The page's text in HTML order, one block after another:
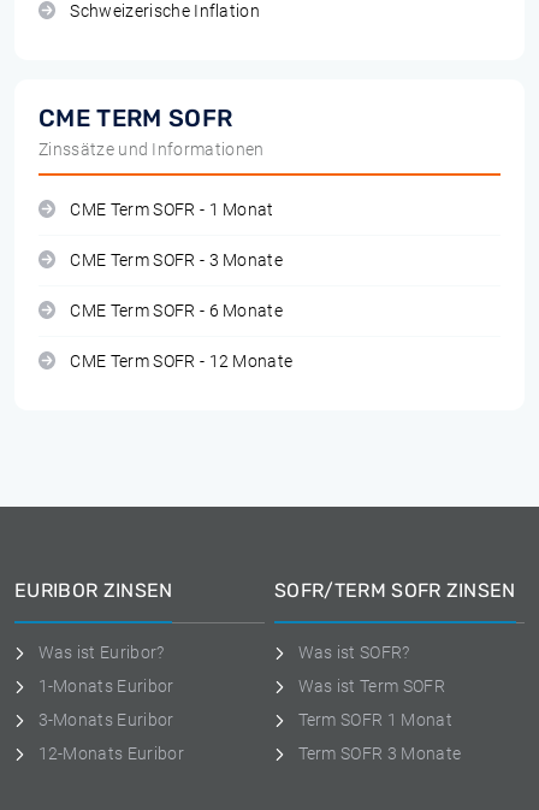
Schweizerische Inflation
CME TERM SOFR
Zinssätze und Informationen
CME Term SOFR - 1 Monat
CME Term SOFR - 3 Monate
CME Term SOFR - 6 Monate
CME Term SOFR - 12 Monate
EURIBOR ZINSEN
Was ist Euribor?
1-Monats Euribor
3-Monats Euribor
12-Monats Euribor
SOFR/TERM SOFR ZINSEN
Was ist SOFR?
Was ist Term SOFR
Term SOFR 1 Monat
Term SOFR 3 Monate